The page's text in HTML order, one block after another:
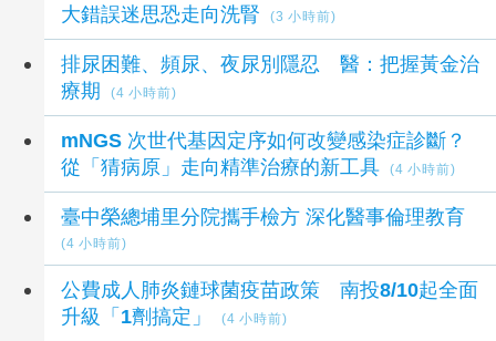
大錯誤迷思恐走向洗腎
(3 小時前)
排尿困難、頻尿、夜尿別隱忍 醫：把握黃金治
療期
(4 小時前)
mNGS 次世代基因定序如何改變感染症診斷？
從「猜病原」走向精準治療的新工具
(4 小時前)
臺中榮總埔里分院攜手檢方 深化醫事倫理教育
(4 小時前)
公費成人肺炎鏈球菌疫苗政策 南投8/10起全面
升級「1劑搞定」
(4 小時前)